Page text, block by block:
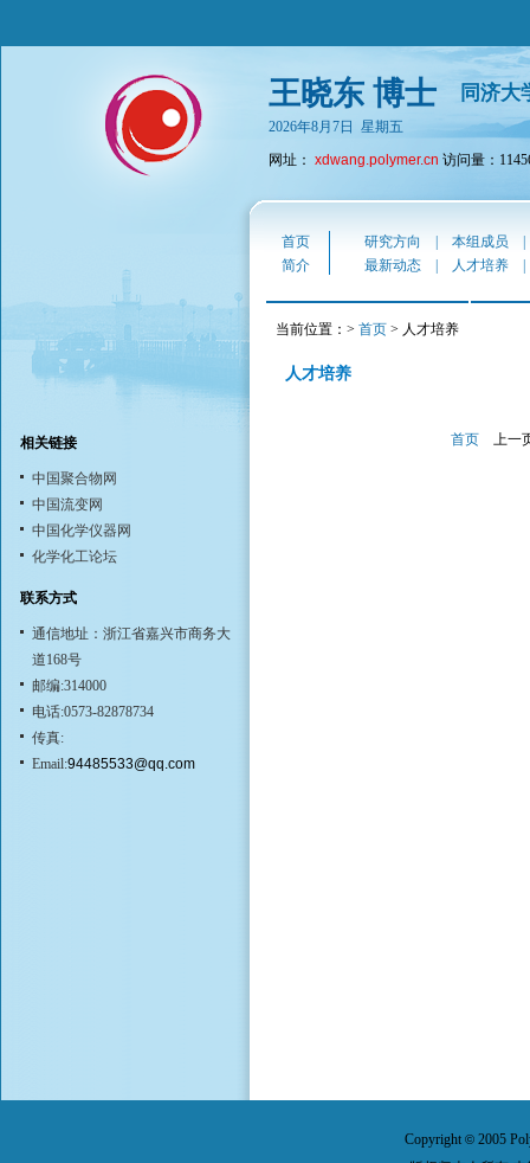
王晓东 博士 同济大
2026年8月7日 星期五
网址： xdwang.polymer.cn 访问量：
相关链接
中国聚合物网
中国流变网
中国化学仪器网
化学化工论坛
联系方式
通信地址：浙江省嘉兴市商务大
道168号
邮编:314000
电话:0573-82878734
传真:
Email:94485533@qq.com
首页 研究方向 本组成员
简介
最新动态 人才培养
当前位置：> 首页 > 人才培养
人才培养
首页 上一
Copyright© 2005